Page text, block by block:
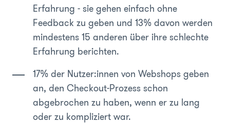
Erfahrung - sie gehen einfach ohne
Feedback zu geben und 13% davon werden
mindestens 15 anderen über ihre schlechte
Erfahrung berichten.
17% der Nutzer:innen von Webshops geben
an, den Checkout-Prozess schon
abgebrochen zu haben, wenn er zu lang
oder zu kompliziert war.